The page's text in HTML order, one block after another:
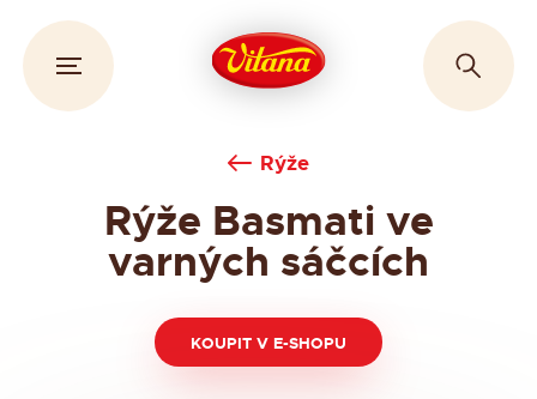
Rýže
Rýže Basmati ve
varných sáčcích
KOUPIT V E-SHOPU